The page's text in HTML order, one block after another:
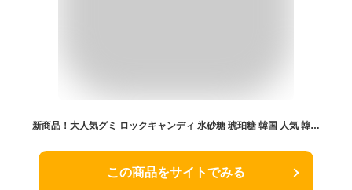
新商品！大人気グミ ロックキャンディ 氷砂糖 琥珀糖 韓国 人気 韓国グミ SNS ASMR Daye Rock Candy tiktok youtube 8種類の味 ザクザクとした食感 個別包装 クリスマスお菓子 人気菓子 お菓子 ぐみ SNS insで話題 糖菓 キャンディ 大人 子ども 子供の日 tg-60
この商品をサイトでみる